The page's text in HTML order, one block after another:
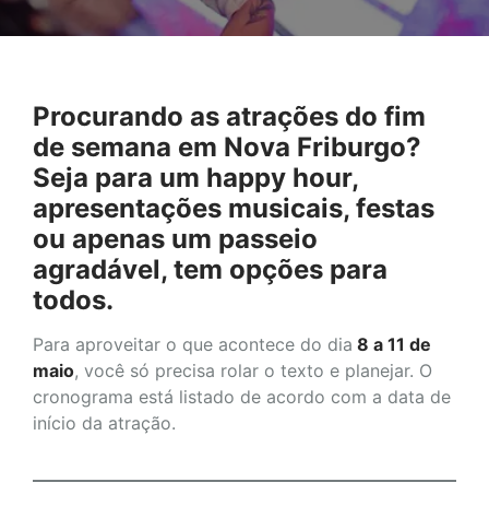
Procurando as atrações do fim
de semana em Nova Friburgo?
Seja para um happy hour,
apresentações musicais, festas
ou apenas um passeio
agradável, tem opções para
todos.
Para aproveitar o que acontece do dia 8 a 11 de
maio, você só precisa rolar o texto e planejar. O
cronograma está listado de acordo com a data de
início da atração.